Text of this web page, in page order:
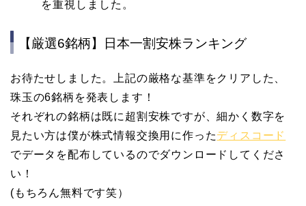
を重視しました。
【厳選6銘柄】日本一割安株ランキング
お待たせしました。上記の厳格な基準をクリアした、
珠玉の6銘柄を発表します！
それぞれの銘柄は既に超割安株ですが、細かく数字を
見たい方は僕が株式情報交換用に作ったディスコード
でデータを配布しているのでダウンロードしてくださ
い！
(もちろん無料です笑）